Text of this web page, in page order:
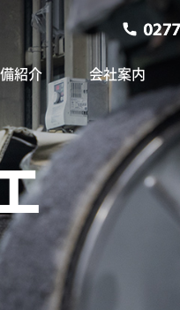
紹介 会社案内